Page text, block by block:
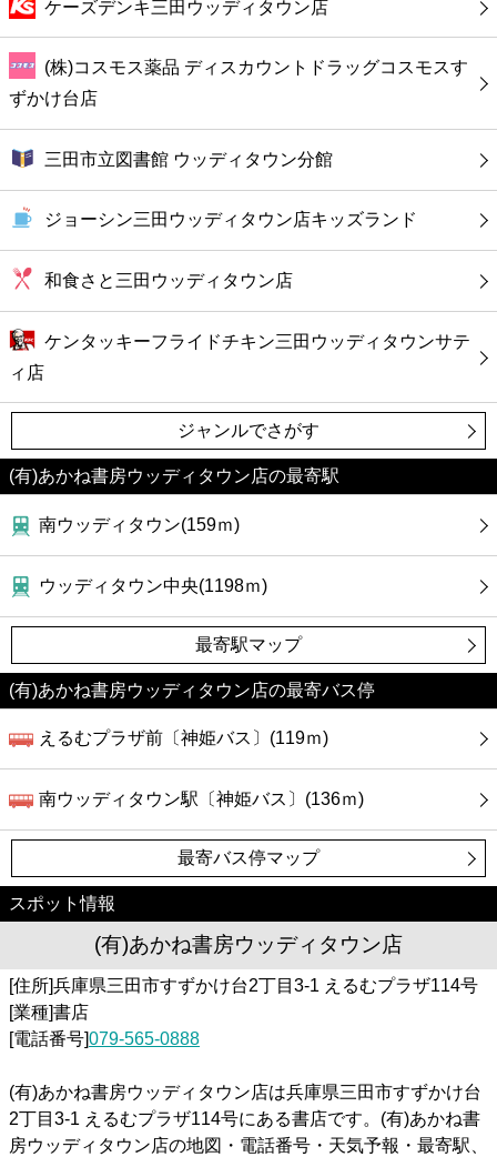
公共
病院
ホテル
ケーズデンキ三田ウッディタウン店
(株)コスモス薬品 ディスカウントドラッグコスモスす
ずかけ台店
三田市立図書館 ウッディタウン分館
ジョーシン三田ウッディタウン店キッズランド
和食さと三田ウッディタウン店
ケンタッキーフライドチキン三田ウッディタウンサテ
ィ店
ジャンルでさがす
(有)あかね書房ウッディタウン店の最寄駅
南ウッディタウン(159ｍ)
ウッディタウン中央(1198ｍ)
最寄駅マップ
(有)あかね書房ウッディタウン店の最寄バス停
えるむプラザ前〔神姫バス〕(119ｍ)
南ウッディタウン駅〔神姫バス〕(136ｍ)
最寄バス停マップ
スポット情報
(有)あかね書房ウッディタウン店
[住所]兵庫県三田市すずかけ台2丁目3-1 えるむプラザ114号
[業種]書店
[電話番号]079-565-0888
(有)あかね書房ウッディタウン店は兵庫県三田市すずかけ台
2丁目3-1 えるむプラザ114号にある書店です。(有)あかね書
房ウッディタウン店の地図・電話番号・天気予報・最寄駅、